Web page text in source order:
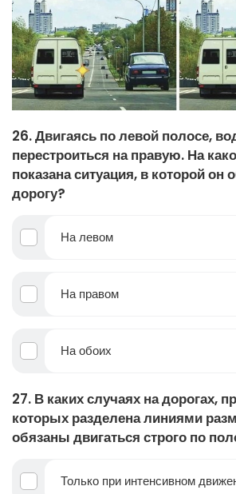
26. Двигаясь по левой полосе,
перестроиться на правую. На
показана ситуация, в которой он
дорогу?
На левом
На правом
На обоих
27. В каких случаях на дорогах,
которых разделена линиями
обязаны двигаться строго по
Только при интенсивном